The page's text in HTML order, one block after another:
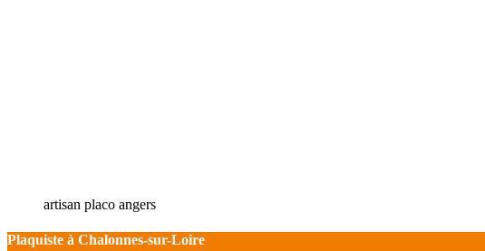
artisan placo angers
Plaquiste à Chalonnes-sur-Loire